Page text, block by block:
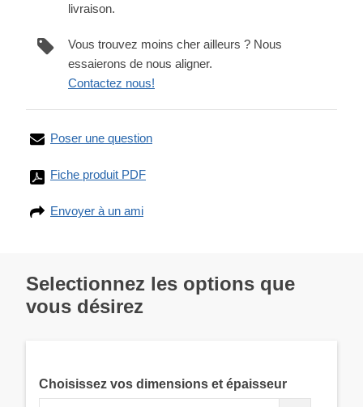
livraison.
Vous trouvez moins cher ailleurs ? Nous
essaierons de nous aligner.
Contactez nous!
Poser une question
Fiche produit PDF
Envoyer à un ami
Selectionnez les options que
vous désirez
Choisissez vos dimensions et épaisseur